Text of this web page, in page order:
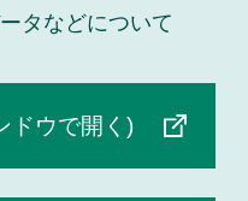
タなどについて
ドウで開く)